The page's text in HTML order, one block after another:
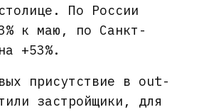
По России
к маю, по Санкт-
+53%.
присутствие в out-
застройщики, для